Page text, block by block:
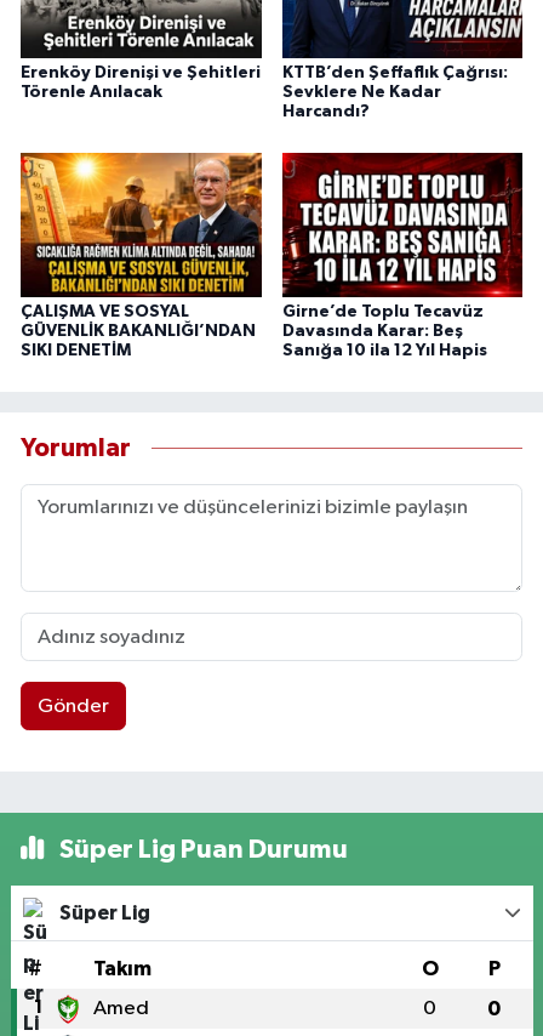
Erenköy Direnişi ve Şehitleri
Törenle Anılacak
KTTB’den Şeffaflık Çağrısı:
Sevklere Ne Kadar
Harcandı?
ÇALIŞMA VE SOSYAL
GÜVENLİK BAKANLIĞI’NDAN
SIKI DENETİM
Girne’de Toplu Tecavüz
Davasında Karar: Beş
Sanığa 10 ila 12 Yıl Hapis
Yorumlar
Gönder
Süper Lig Puan Durumu
Süper Lig
# Takım O P
1 Amed 0 0